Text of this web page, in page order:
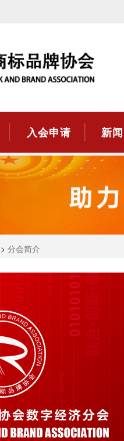
入会申请 新
> 分会简介